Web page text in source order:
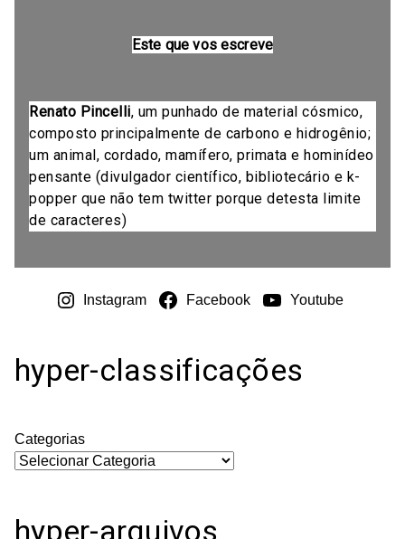
Este que vos escreve
Renato Pincelli, um punhado de material cósmico,
composto principalmente de carbono e hidrogênio;
um animal, cordado, mamífero, primata e hominídeo
pensante (divulgador científico, bibliotecário e k-
popper que não tem twitter porque detesta limite
de caracteres)
Instagram Facebook Youtube
hyper-classificações
Categorias
hyper-arquivos